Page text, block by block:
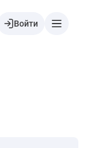
Войти